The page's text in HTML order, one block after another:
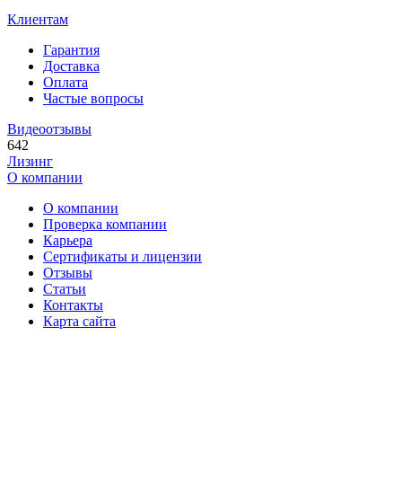
Клиентам
Гарантия
Доставка
Оплата
Частые вопросы
Видеоотзывы
642
Лизинг
О компании
О компании
Проверка компании
Карьера
Сертификаты и лицензии
Отзывы
Статьи
Контакты
Карта сайта